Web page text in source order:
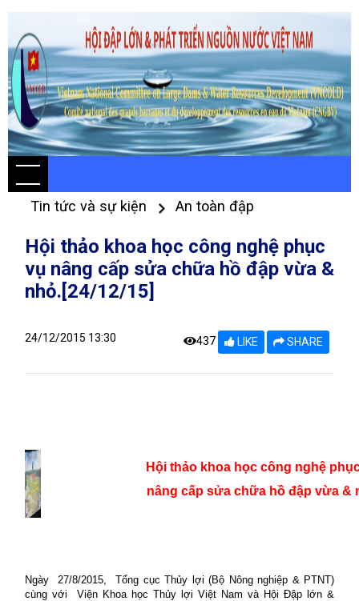
Tin tức và sự kiện An toàn đập
Hội thảo khoa học công nghệ phục
vụ nâng cấp sửa chữa hồ đập vừa &
nhỏ.[24/12/15]
24/12/2015 13:30 437 LIKE SHARE
Hội thảo khoa học công nghệ
nâng cấp sửa chữa hồ đập vừa &
Ngày 27/8/2015,
Tổng cục Thủy lợi (Bộ Nông nghiệp & PTNT)
cùng với
Viện Khoa học Thủy lợi Việt Nam và Hội Đập lớn &